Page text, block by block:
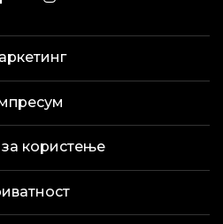
користење